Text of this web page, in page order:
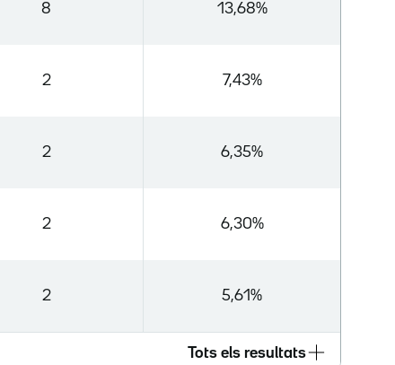
8 13,68%
2 7,43%
2 6,35%
2 6,30%
2 5,61%
Tots els resultats